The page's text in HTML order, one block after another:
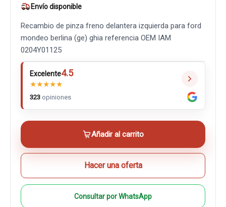
Envío disponible
Recambio de pinza freno delantera izquierda para ford
mondeo berlina (ge) ghia referencia OEM IAM
0204Y01125
Excelente4.5
★★★★★
323 opiniones
Añadir al carrito
Hacer una oferta
Consultar por WhatsApp